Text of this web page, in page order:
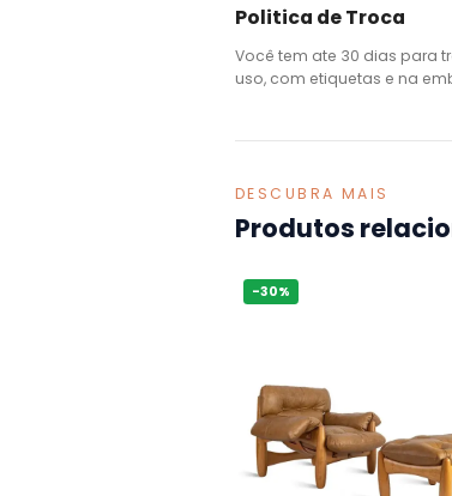
Politica de Troca
Você tem ate 30 dias para
uso, com etiquetas e na
DESCUBRA MAIS
Produtos
-30%